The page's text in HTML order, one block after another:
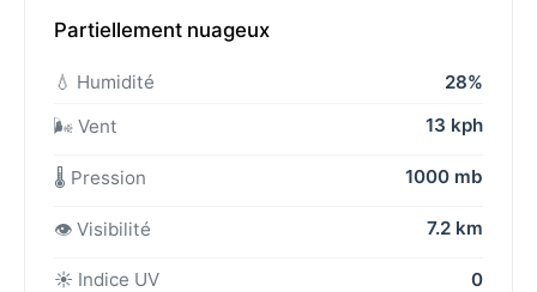
Partiellement nuageux
💧 Humidité
28%
🌬️ Vent
13 kph
🌡️ Pression 1000 mb
👁️ Visibilité 7.2 km
☀️ Indice UV 0